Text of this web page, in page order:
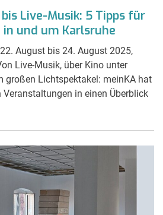
Live-Musik: 5 Tipps für
in und um Karlsruhe
August bis 24. August 2025,
Live-Musik, über Kino unter
großen Lichtspektakel: meinKA hat
in einen Überblick